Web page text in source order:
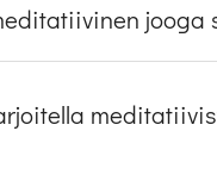
jooga